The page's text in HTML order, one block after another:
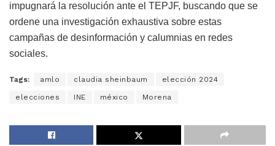
impugnará la resolución ante el TEPJF, buscando que se
ordene una investigación exhaustiva sobre estas
campañas de desinformación y calumnias en redes
sociales.
Tags: amlo claudia sheinbaum elección 2024
elecciones INE méxico Morena